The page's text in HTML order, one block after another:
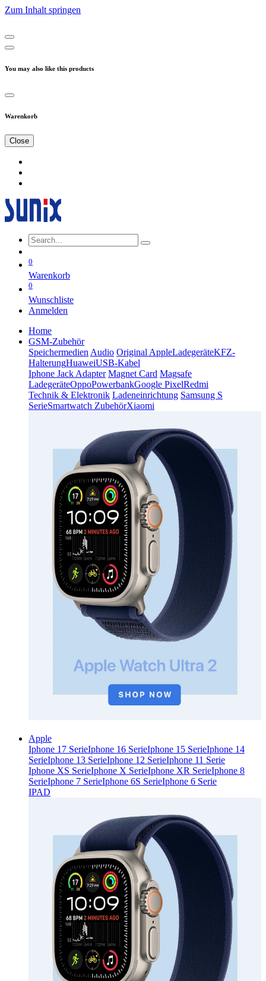
Zum Inhalt springen
You may also like this products
Warenkorb
Close
0
Warenkorb
0
Wunschliste
Anmelden
Home
GSM-Zubehör
Speichermedien Audio Original AppleLadegeräteKFZ-
HalterungHuaweiUSB-Kabel
Iphone Jack Adapter Magnet Card Magsafe
LadegeräteOppoPowerbankGoogle PixelRedmi
Technik & Elektronik Ladeneinrichtung Samsung S
SerieSmartwatch ZubehörXiaomi
Apple
Iphone 17 SerieIphone 16 SerieIphone 15 SerieIphone 14
SerieIphone 13 SerieIphone 12 SerieIphone 11 Serie
Iphone XS SerieIphone X SerieIphone XR SerieIphone 8
SerieIphone 7 SerieIphone 6S SerieIphone 6 Serie
IPAD